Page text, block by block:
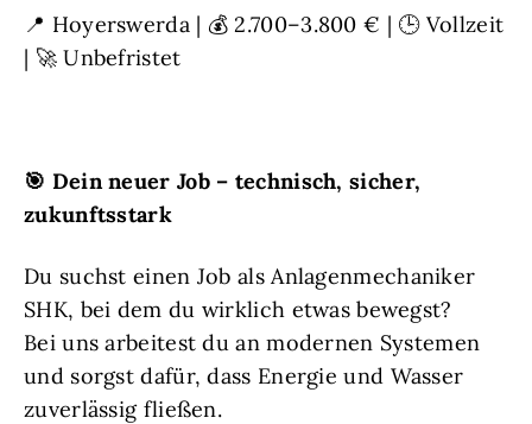
📍 Hoyerswerda | 💰 2.700–3.800 € | 🕒 Vollzeit
| 🚀 Unbefristet
🎯 Dein neuer Job – technisch, sicher,
zukunftsstark
Du suchst einen Job als Anlagenmechaniker
SHK, bei dem du wirklich etwas bewegst?
Bei uns arbeitest du an modernen Systemen
und sorgst dafür, dass Energie und Wasser
zuverlässig fließen.